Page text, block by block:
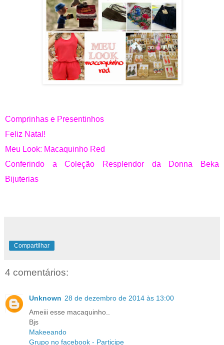
Comprinhas e Presentinhos
Feliz Natal!
Meu Look: Macaquinho Red
Conferindo a Coleção Resplendor da Donna Beka
Bijuterias
Compartilhar
4 comentários:
Unknown 28 de dezembro de 2014 às 13:00
Ameiii esse macaquinho..
Bjs
Makeeando
Grupo no facebook - Participe